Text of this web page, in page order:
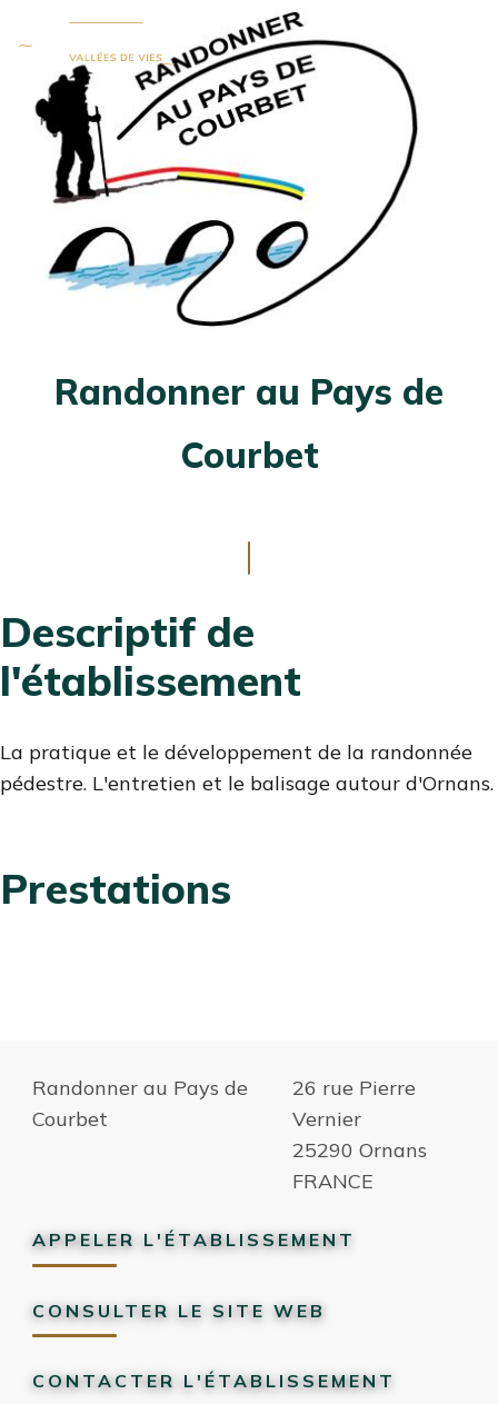
Randonner au Pays de
Courbet
CONTENU
Descriptif de
l'établissement
La pratique et le développement de la randonnée
pédestre. L'entretien et le balisage autour d'Ornans.
Prestations
Randonner au Pays de
Courbet
26 rue Pierre
Vernier
25290 Ornans
FRANCE
APPELER L'ÉTABLISSEMENT
CONSULTER LE SITE WEB
CONTACTER L'ÉTABLISSEMENT